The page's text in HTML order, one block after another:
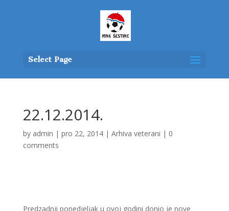
Select Page
22.12.2014.
by admin | pro 22, 2014| Arhiva veterani | 0
comments
Predzadnji ponedjeljak u ovoj godini donio je nove